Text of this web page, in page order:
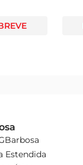
Estendida